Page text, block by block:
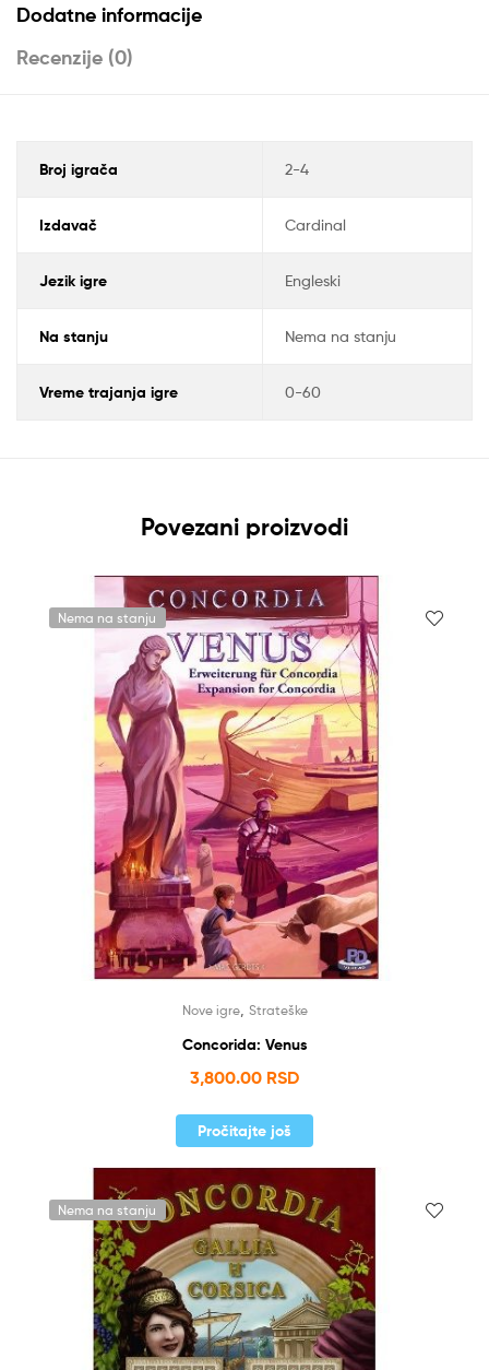
Dodatne informacije
Recenzije (0)
Broj igrača 2-4
Izdavač Cardinal
Jezik igre Engleski
Na stanju Nema na stanju
Vreme trajanja igre 0-60
Povezani proizvodi
Nema na stanju
Nove igre, Strateške
Concorida: Venus
3,800.00 RSD
Pročitajte još
Nema na stanju